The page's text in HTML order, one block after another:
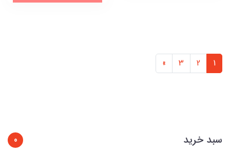
1
2
3
»
سبد خرید
0